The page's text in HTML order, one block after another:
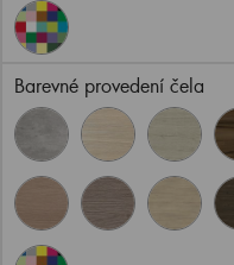
Barevné provedení čela